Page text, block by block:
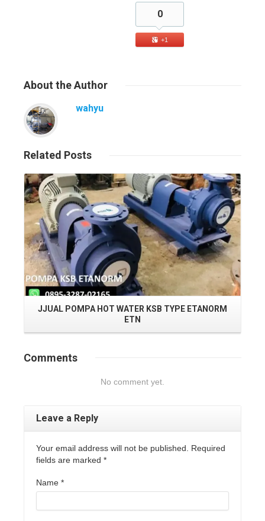
0
+1
About the Author
wahyu
Related Posts
JJUAL POMPA HOT WATER KSB TYPE ETANORM
ETN
Comments
No comment yet.
Leave a Reply
Your email address will not be published. Required
fields are marked *
Name *